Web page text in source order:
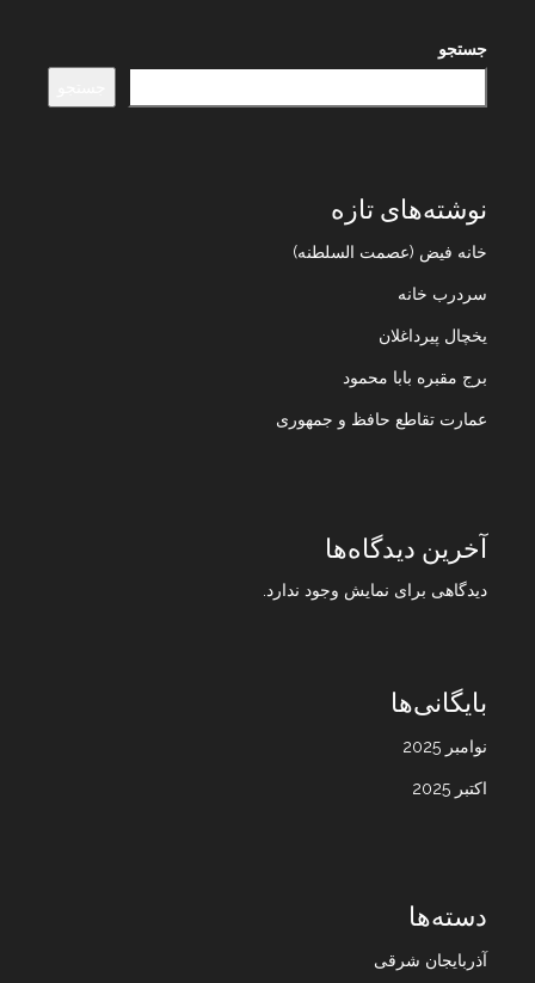
جستجو
نوشته‌های تازه
خانه فیض (عصمت السلطنه)
سردرب خانه
یخچال پیرداغلان
برج مقبره بابا محمود
عمارت تقاطع حافظ و جمهوری
آخرین دیدگاه‌ها
دیدگاهی برای نمایش وجود ندارد.
بایگانی‌ها
نوامبر 2025
اکتبر 2025
دسته‌ها
آذربایجان شرقی